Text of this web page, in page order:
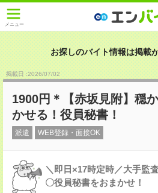
メニュー
お探しのバイト情報は掲載
掲載日 :2026/07/02
1900円＊【赤坂見附】穏
かせる！役員秘書！
派遣 WEB登録・面接OK
＼即日×17時定時／大手監
〇役員秘書をおまかせ！